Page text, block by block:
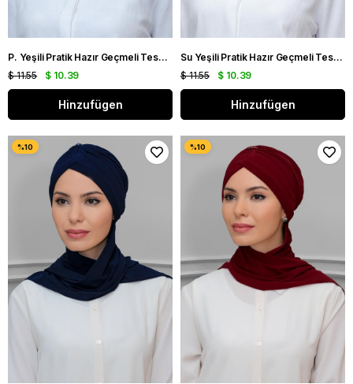
P. Yeşili Pratik Hazır Geçmeli Tesettür Bone Sandy Kumaş Güllü İşlemeli Şifon Atkılı 1206A_19
$ 10.39
$ 11.55
Hinzufügen
Su Yeşili Pratik Hazır Geçmeli Tesettür Bone Sandy Kumaş Güllü İşlemeli Şifon Atkılı 1206A_32
$ 10.39
$ 11.55
Hinzufügen